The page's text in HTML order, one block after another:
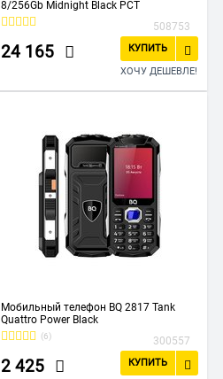
8/256Gb Midnight Black РСТ
508753
24 165
КУПИТЬ
ХОЧУ ДЕШЕВЛЕ!
Мобильный телефон BQ 2817 Tank
Quattro Power Black
(6) 300557
2 425
КУПИТЬ